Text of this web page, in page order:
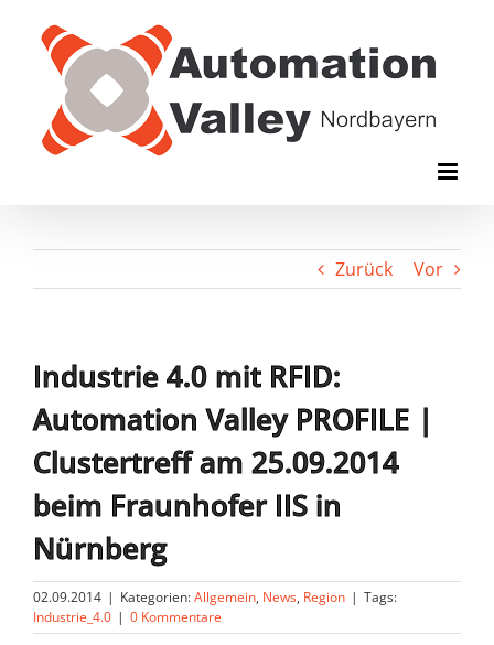
Inhalt
springen
Zurück Vor
Industrie 4.0 mit RFID:
Automation Valley PROFILE |
Clustertreff am 25.09.2014
beim Fraunhofer IIS in
Nürnberg
02.09.2014 | Kategorien:Allgemein, News, Region | Tags:
Industrie_4.0 | 0 Kommentare